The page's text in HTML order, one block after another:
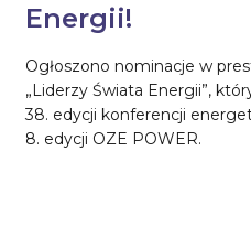
Energii!
Ogłoszono nominacje w
„Liderzy Świata Energii”,
38. edycji konferencji
8. edycji OZE POWER.